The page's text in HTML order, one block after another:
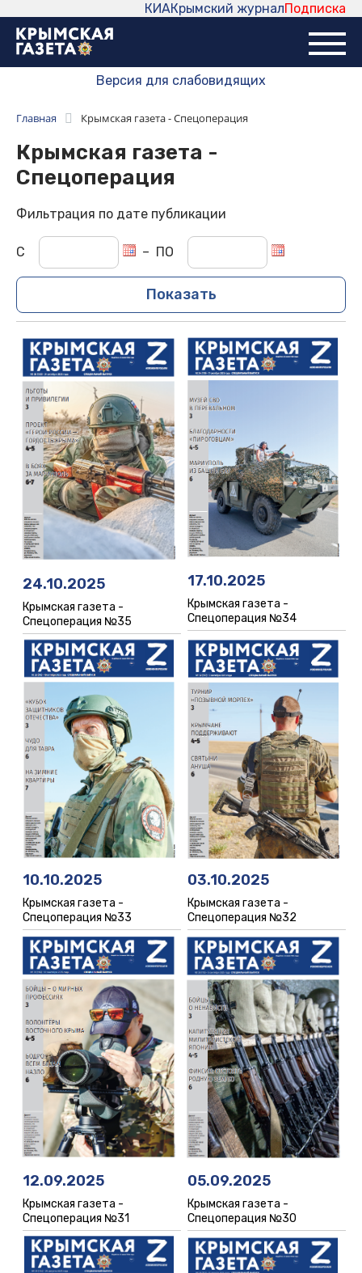
Подписка
Крымский журнал
КИА
Версия для слабовидящих
Главная Крымская газета - Спецоперация
Крымская газета -
Спецоперация
Фильтрация по дате публикации
С – ПО
Показать
24.10.2025
Крымская газета -
Спецоперация №35
17.10.2025
Крымская газета -
Спецоперация №34
10.10.2025
Крымская газета -
Спецоперация №33
03.10.2025
Крымская газета -
Спецоперация №32
12.09.2025
Крымская газета -
Спецоперация №31
05.09.2025
Крымская газета -
Спецоперация №30